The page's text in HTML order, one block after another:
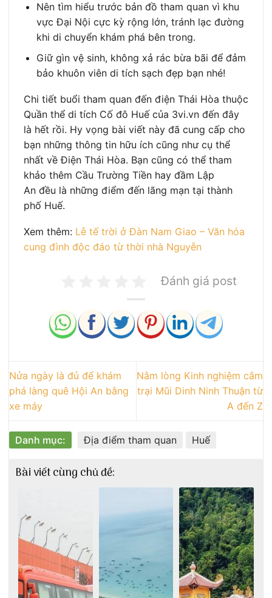
Nên tìm hiểu trước bản đồ tham quan vì khu
vực Đại Nội cực kỳ rộng lớn, tránh lạc đường
khi di chuyển khám phá bên trong.
Giữ gìn vệ sinh, không xả rác bừa bãi để đảm
bảo khuôn viên di tích sạch đẹp bạn nhé!
Chi tiết buổi tham quan đến điện Thái Hòa thuộc
Quần thể di tích Cố đô Huế của 3vi.vn đến đây
là hết rồi. Hy vọng bài viết này đã cung cấp cho
bạn những thông tin hữu ích cũng như cụ thể
nhất về Điện Thái Hòa. Bạn cũng có thể tham
khảo thêm Cầu Trường Tiền hay đầm Lập
An đều là những điểm đến lãng mạn tại thành
phố Huế.
Xem thêm: Lễ tế trời ở Đàn Nam Giao – Văn hóa
cung đình độc đáo từ thời nhà Nguyễn
Đánh giá post
Nửa ngày là đủ để khám
phá làng quê Hội An bằng
xe máy
Nằm lòng Kinh nghiệm cắm
trại Mũi Dinh Ninh Thuận từ
A đến Z
Danh mục: Địa điểm tham quan Huế
Bài viết cùng chủ đề: